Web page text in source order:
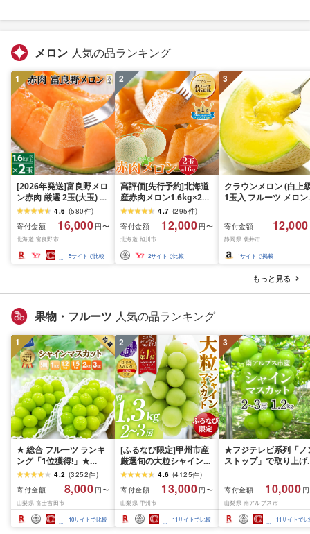
メロン 人気の品ランキング
1
[2026年発送]富良野メロ
ン赤肉 厳選 2玉(大玉) 富
良野市人気のおいしいフ
ルーツ_ メロン ふらのメ
ロン フルーツ 果物 くだ
もの 北海道 富良野市 富
良野 ギフト プレゼント
人気 美味しい 赤肉 赤肉
4.6 (580件)
寄付金額
16,000 円〜
北海道 富良野市
5サイトで比較
2
高評価[先行予約]北海道
産赤肉メロン1.6kg×2玉
(2026年7月中旬から発
送開始) | メロン_02061
4.7 (295件)
寄付金額
12,000 円〜
北海道 旭川市
2サイトで比較
3
クラウンメロン (白上
1玉入 フルーツ メロン
フト 贈り物 プレゼン
高級フルーツ 高級
寄付金額 12,000
静岡県 袋井市
1サイトで掲載
もっと見る
果物・フルーツ 人気の品ランキング
1
★ 総合 フルーツ ランキ
ング「1位獲得!」★
2026年発送 シャインマ
スカット 選べる容量
500g 1kg 1.5kg 2kg
3kg ふるさと納税 フル
ーツ ぶどう 果物 送料無
料 山梨県産 2026 旬 大
4.2 (3252件)
寄付金額
8,000 円〜
山梨県 富士吉田市
10サイトで比較
2
[ふるなび限定]甲州市産
厳選旬の大粒シャインマ
スカット 約1.3kg 2〜3
房[2026年発送]
(MG)B12-472 FN-
Limited-VO シャインマ
スカット フルーツ
4.6 (4125件)
寄付金額
13,000 円〜
山梨県 甲州市
11サイトで比較
3
★フジテレビ系列「ノ
ストップ」で取り上げ
先行予約]南アルプス市
産シャインマスカット
1.2kg以上(2〜3房)ふ
さと納税 おすすめ 山
県 南アルプス市 送料
寄付金額 10,000
山梨県 南アルプス市
11サイトで